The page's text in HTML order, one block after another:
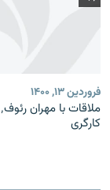
فروردین ۱۳, ۱۴۰۰
کارگری